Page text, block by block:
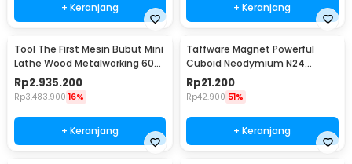
+ Keranjang + Keranjang
Tool The First Mesin Bubut Mini
Lathe Wood Metalworking 60W
- TZ20002MG
Rp2.935.200
Rp3.483.900 16%
+ Keranjang
Taffware Magnet Powerful
Cuboid Neodymium N24
29x9mm 10 PCS - MG10
Rp21.200
Rp42.900 51%
+ Keranjang